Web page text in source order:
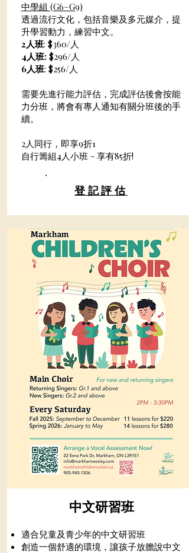
中學組 (G6–G9)
透過流行文化，包括音樂及多元媒介，提
升學習動力，練習中文。
2人班: $360/人
4人班: $296/人
6人班: $256/人
需要先進行能力評估，完成評估後會按能
力分班，將會有專人通知有關分班後的手
續。
2人同行，即享9折1
自行籌組4人小班 - 享有85折!
​登記評估
中文研習班
適合兒童及青少年的中文研習班​
創造一個舒適的環境，讓孩子放膽說中文